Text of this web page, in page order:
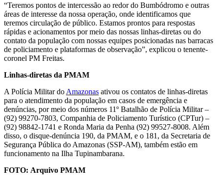
“Teremos pontos de intercessão ao redor do Bumbódromo e outras
áreas de interesse da nossa operação, onde identificamos que
teremos circulação de público. Estamos prontos para respostas
rápidas e acionamentos por meio das nossas linhas-diretas ou do
contato da população com nossas equipes posicionadas nas barracas
de policiamento e plataformas de observação”, explicou o tenente-
coronel PM Freitas.
Linhas-diretas da PMAM
A Polícia Militar do Amazonas ativou os contatos de linhas-diretas
para o atendimento da população em casos de emergência e
denúncias, por meio dos números 11º Batalhão de Polícia Militar –
(92) 99270-7803, Companhia de Policiamento Turístico (CPTur) –
(92) 98842-1741 e Ronda Maria da Penha (92) 99527-8008. Além
disso, o disque-denúncia 190, da PMAM, e o 181, da Secretaria de
Segurança Pública do Amazonas (SSP-AM), também estão em
funcionamento na Ilha Tupinambarana.
FOTO: Arquivo PMAM